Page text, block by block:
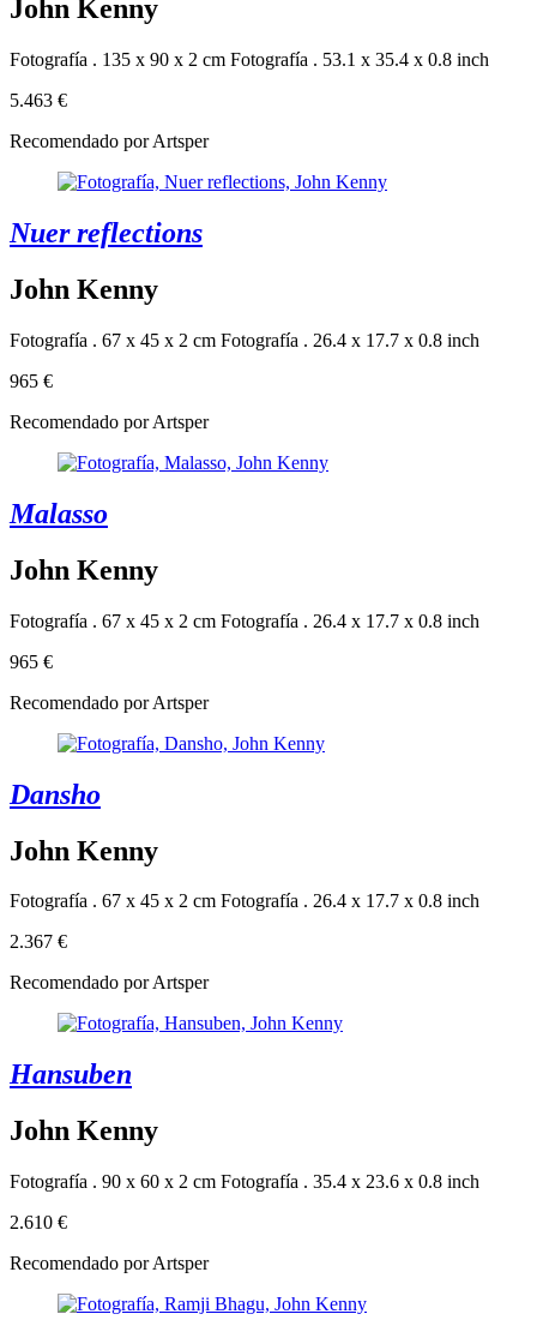
John Kenny
Fotografía . 135 x 90 x 2 cm Fotografía . 53.1 x 35.4 x 0.8 inch
5.463 €
Recomendado por Artsper
Nuer reflections
John Kenny
Fotografía . 67 x 45 x 2 cm Fotografía . 26.4 x 17.7 x 0.8 inch
965 €
Recomendado por Artsper
Malasso
John Kenny
Fotografía . 67 x 45 x 2 cm Fotografía . 26.4 x 17.7 x 0.8 inch
965 €
Recomendado por Artsper
Dansho
John Kenny
Fotografía . 67 x 45 x 2 cm Fotografía . 26.4 x 17.7 x 0.8 inch
2.367 €
Recomendado por Artsper
Hansuben
John Kenny
Fotografía . 90 x 60 x 2 cm Fotografía . 35.4 x 23.6 x 0.8 inch
2.610 €
Recomendado por Artsper